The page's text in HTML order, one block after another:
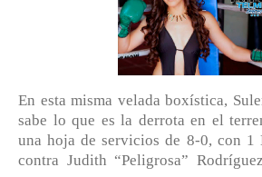
En esta misma velada boxística,
sabe lo que es la derrota en el
una hoja de servicios de 8-0, con 1
contra Judith “Peligrosa”